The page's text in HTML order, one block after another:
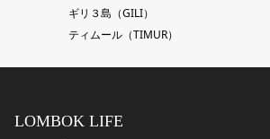
ギリ３島（GILI）
ティムール（TIMUR）
LOMBOK LIFE